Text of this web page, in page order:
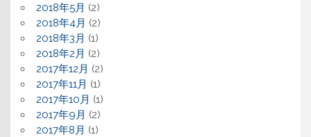
2018年5月 (2)
2018年4月 (2)
2018年3月 (1)
2018年2月 (2)
2017年12月 (2)
2017年11月 (1)
2017年10月 (1)
2017年9月 (2)
2017年8月 (1)